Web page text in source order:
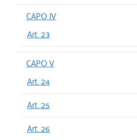
CAPO IV
Art. 23
CAPO V
Art. 24
Art. 25
Art. 26